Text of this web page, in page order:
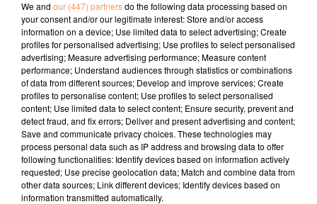
immédiatement. En 24 heures, il est visionné 5 millions
de fois et poursuit sa course, à raison de 100 000 vues
supplémentaires par heure en moyenne. Sur les
réseaux sociaux, les commentaires vont bon train.
Certains dénoncent la récupération politique. D'autres
saluent la performance, assurant que dans cinquante
ans, les profs parleront de ce clip dans les cours
d'histoire.
A l'Elysée, on glisse qu'« il n'y aura pas de sujet tabou
» pour le concours d'anecdotes. Traduction : le chef de
l'Etat se prêtera au jeu comme les autres invités du
We and our (447) partnersdo the following data processing based on
your consent and/or our legitimate interest: Store and/or access
information on a device; Use limited data to select advertising; Create
profiles for personalised advertising; Use profiles to select personalised
advertising; Measure advertising performance; Measure content
performance; Understand audiences through statistics or combinations
of data from different sources; Develop and improve services; Create
profiles to personalise content; Use profiles to select personalised
content; Use limited data to select content; Ensure security, prevent and
detect fraud, and fix errors; Deliver and present advertising and content;
Save and communicate privacy choices. These technologies may
process personal data such as IP address and browsing data to offer
following functionalities: Identify devices based on information actively
requested; Use precise geolocation data; Match and combine data from
other data sources; Link different devices; Identify devices based on
information transmitted automatically.